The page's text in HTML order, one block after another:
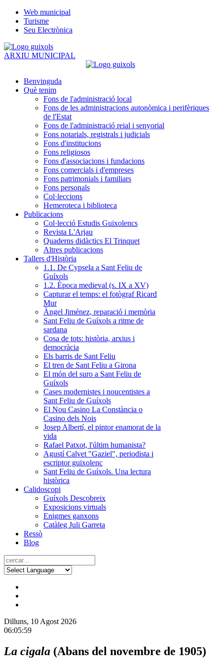
Web municipal
Turisme
Seu Electrònica
ARXIU MUNICIPAL
Benvinguda
Què tenim
Fons de l'administració local
Fons de les administracions autonòmica i perifèriques
de l'Estat
Fons de l'administració reial i senyorial
Fons notarials, registrals i judicials
Fons d'institucions
Fons religiosos
Fons d'associacions i fundacions
Fons comercials i d'empreses
Fons patrimonials i familiars
Fons personals
Col·leccions
Hemeroteca i biblioteca
Publicacions
Col·lecció Estudis Guixolencs
Revista L'Arjau
Quaderns didàctics El Trinquet
Altres publicacions
Tallers d'Història
1.1. De Cypsela a Sant Feliu de
Guíxols
1.2. Època medieval (s. IX a XV)
Capturar el temps: el fotògraf Ricard
Mur
Àngel Jiménez, reparació i memòria
Sant Feliu de Guíxols a ritme de
sardana
Cosa de tots: història, arxius i
democràcia
Els barris de Sant Feliu
El tren de Sant Feliu a Girona
El món del suro a Sant Feliu de
Guíxols
Cases modernistes i noucentistes a
Sant Feliu de Guíxols
El Nou Casino La Constància o
Casino dels Nois
Josep Albertí, el pintor enamorat de la
vida
Rafael Patxot, l'últim humanista?
Agustí Calvet "Gaziel", periodista i
escriptor guixolenc
Sant Feliu de Guíxols. Una lectura
històrica
Calidoscopi
Guíxols Descobreix
Exposicions virtuals
Enigmes ganxons
Catàleg Juli Garreta
Ressò
Blog
Dilluns, 10 Agost 2026
06:05:59
La cigala (Abans del novembre de 1905)